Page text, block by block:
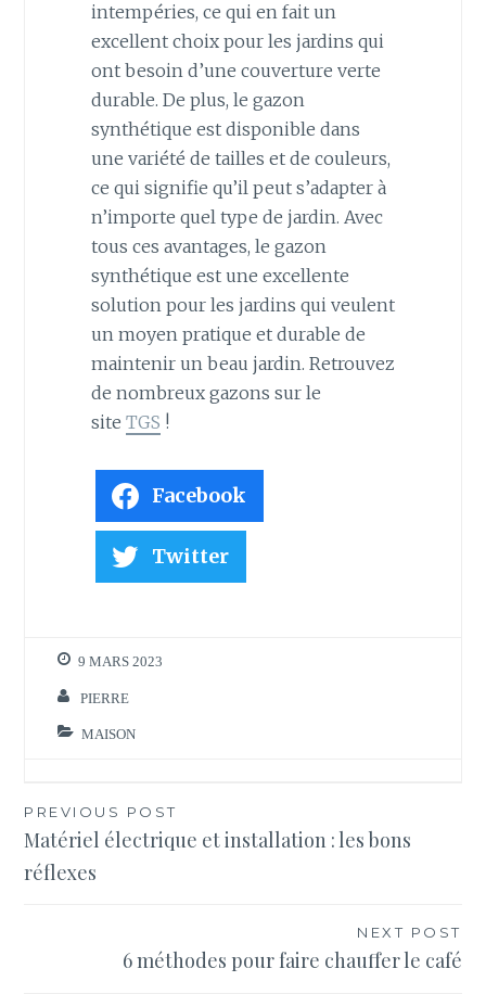
intempéries, ce qui en fait un
excellent choix pour les jardins qui
ont besoin d’une couverture verte
durable. De plus, le gazon
synthétique est disponible dans
une variété de tailles et de couleurs,
ce qui signifie qu’il peut s’adapter à
n’importe quel type de jardin. Avec
tous ces avantages, le gazon
synthétique est une excellente
solution pour les jardins qui veulent
un moyen pratique et durable de
maintenir un beau jardin. Retrouvez
de nombreux gazons sur le
site TGS !
Facebook
Twitter
9 MARS 2023
PIERRE
MAISON
Navigation
de
PREVIOUS POST
Matériel électrique et installation : les bons
réflexes
NEXT POST
6 méthodes pour faire chauffer le café